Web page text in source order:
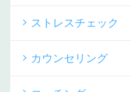
ストレスチェック
カウンセリング